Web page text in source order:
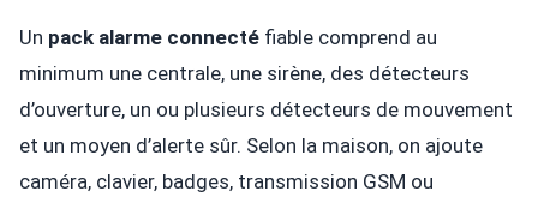
Un pack alarme connecté fiable comprend au
minimum une centrale, une sirène, des détecteurs
d’ouverture, un ou plusieurs détecteurs de mouvement
et un moyen d’alerte sûr. Selon la maison, on ajoute
caméra, clavier, badges, transmission GSM ou